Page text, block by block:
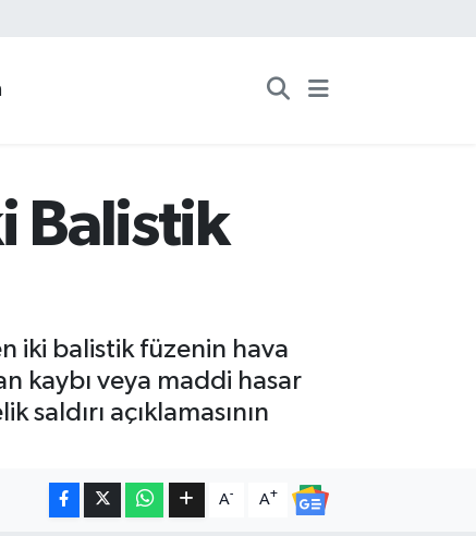
Balistik
iki balistik füzenin hava
kaybı veya maddi hasar
açıklamasının
A- A+